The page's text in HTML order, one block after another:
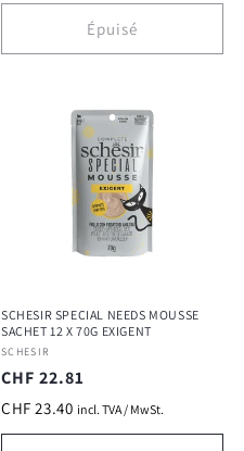
Épuisé
SCHESIR SPECIAL NEEDS MOUSSE
SACHET 12 X 70G EXIGENT
Fournisseur :
SCHESIR
Prix
habituel
CHF 22.81
CHF 23.40 incl. TVA / MwSt.